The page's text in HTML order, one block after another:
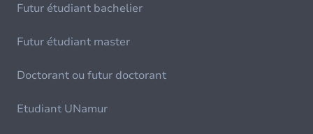
Futur étudiant bachelier
Futur étudiant master
Doctorant ou futur doctorant
Etudiant UNamur